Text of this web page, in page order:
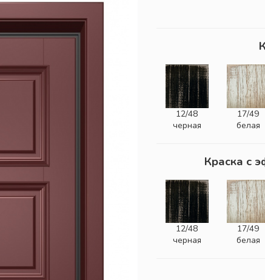
12/48
черная
17/49
белая
Краска с
12/48
черная
17/49
белая